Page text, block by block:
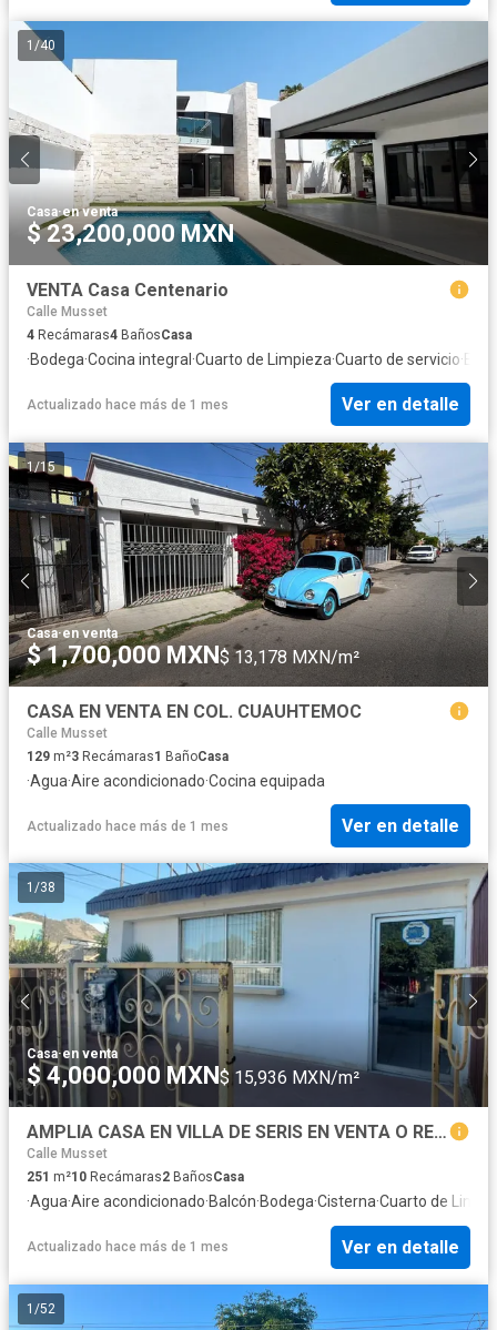
1 /40
Casa·en venta
$ 23,200,000 MXN
VENTA Casa Centenario
Calle Musset
4 Recámaras4 BañosCasa
·Bodega·Cocina integral ·Cuarto de Limpieza·Cuarto de servicio·
Actualizado hace más de 1 mes Ver en detalle
1/15
Casa·en venta
$ 1,700,000 MXN$ 13,178 MXN/m²
CASA EN VENTA EN COL. CUAUHTEMOC
Calle Musset
129 m²3 Recámaras1 BañoCasa
·Agua·Aire acondicionado·Cocina equipada
Actualizado hace más de 1 mes Ver en detalle
1 /38
Casa·en venta
$ 4,000,000 MXN $ 15,936 MXN/m²
AMPLIA CASA EN VILLA DE SERIS EN VENTA O RENTA
Calle Musset
251 m²10 Recámaras2 BañosCasa
·Agua·Aire acondicionado·Balcón·Bodega·Cisterna·Cuarto de
Actualizado hace más de 1 mes Ver en detalle
1 /52